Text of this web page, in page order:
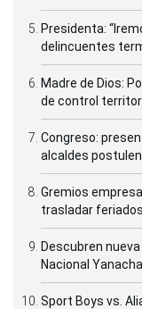
Presidenta:
delincuentes
Madre de Dios:
de control
Congreso:
alcaldes
Gremios
trasladar
Descubren
Nacional
Sport Boys vs.